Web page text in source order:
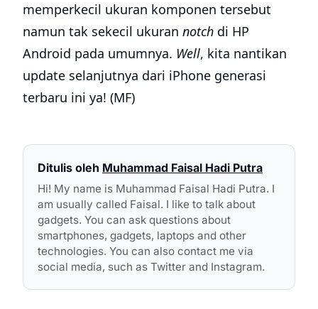
memperkecil ukuran komponen tersebut
namun tak sekecil ukuran notch di HP
Android pada umumnya. Well, kita nantikan
update selanjutnya dari iPhone generasi
terbaru ini ya! (MF)
Ditulis oleh Muhammad Faisal Hadi Putra
Hi! My name is Muhammad Faisal Hadi Putra. I
am usually called Faisal. I like to talk about
gadgets. You can ask questions about
smartphones, gadgets, laptops and other
technologies. You can also contact me via
social media, such as Twitter and Instagram.